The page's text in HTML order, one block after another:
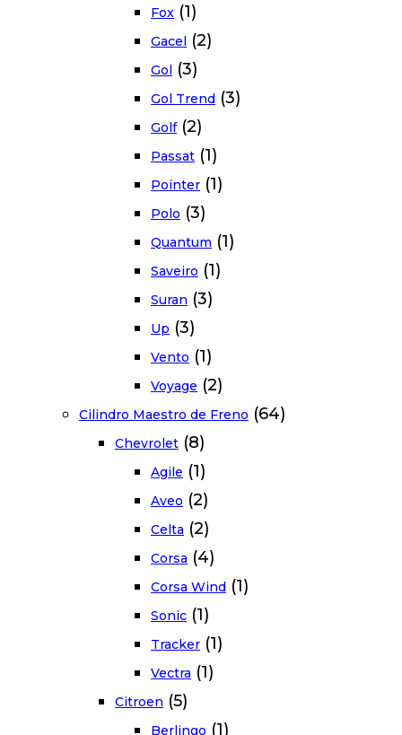
Fox (1)
Gacel (2)
Gol (3)
Gol Trend (3)
Golf (2)
Passat (1)
Pointer (1)
Polo (3)
Quantum (1)
Saveiro (1)
Suran (3)
Up (3)
Vento (1)
Voyage (2)
Cilindro Maestro de Freno (64)
Chevrolet (8)
Agile (1)
Aveo (2)
Celta (2)
Corsa (4)
Corsa Wind (1)
Sonic (1)
Tracker (1)
Vectra (1)
Citroen (5)
Berlingo (1)